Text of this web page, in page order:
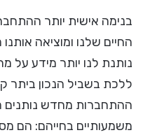
בנימה אישית יותר
החיים שלנו ומוציאה
נותנת לנו יותר מידע על
ללכת בשביל הנכון ביתר
ההתחברות מחדש נותנים
משמעותיים בחייהם: הם